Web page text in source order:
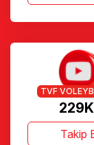
TVF
Takip